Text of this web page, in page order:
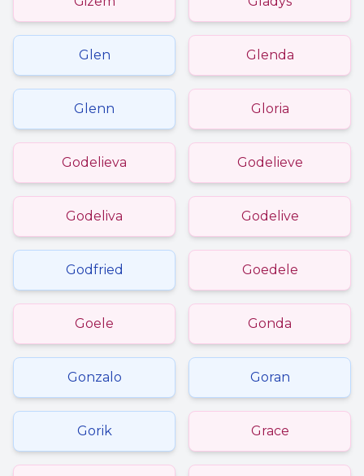
Glen Glenda
Glenn Gloria
Godelieva Godelieve
Godeliva Godelive
Godfried Goedele
Goele Gonda
Gonzalo Goran
Gorik Grace